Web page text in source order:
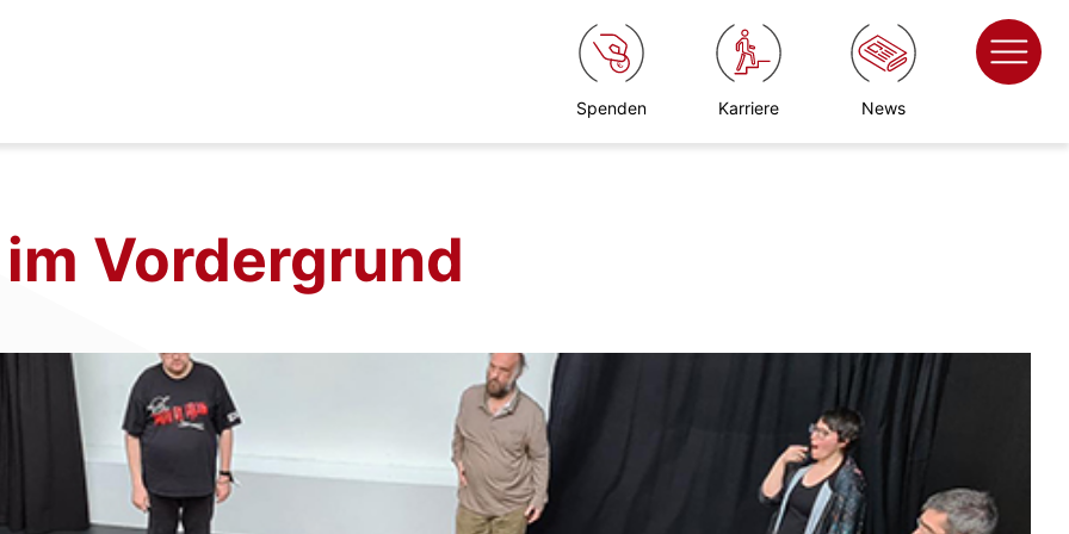
Spenden Karriere News
Vordergrund